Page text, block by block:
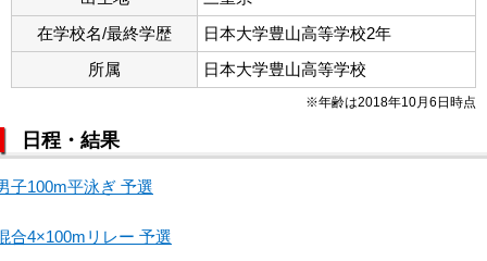
在学校名/最終学歴
日本大学豊山高等学校2年
所属
日本大学豊山高等学校
※年齢は2018年10月6日時点
日程・結果
子100m平泳ぎ 予選
合4×100mリレー 予選